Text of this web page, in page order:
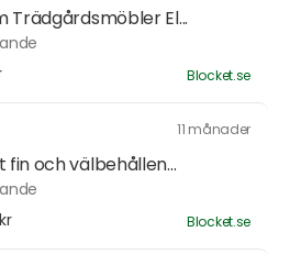
Trädgårdsmöbler El...
Blocket.se
11 månader
fin och välbehållen...
Blocket.se